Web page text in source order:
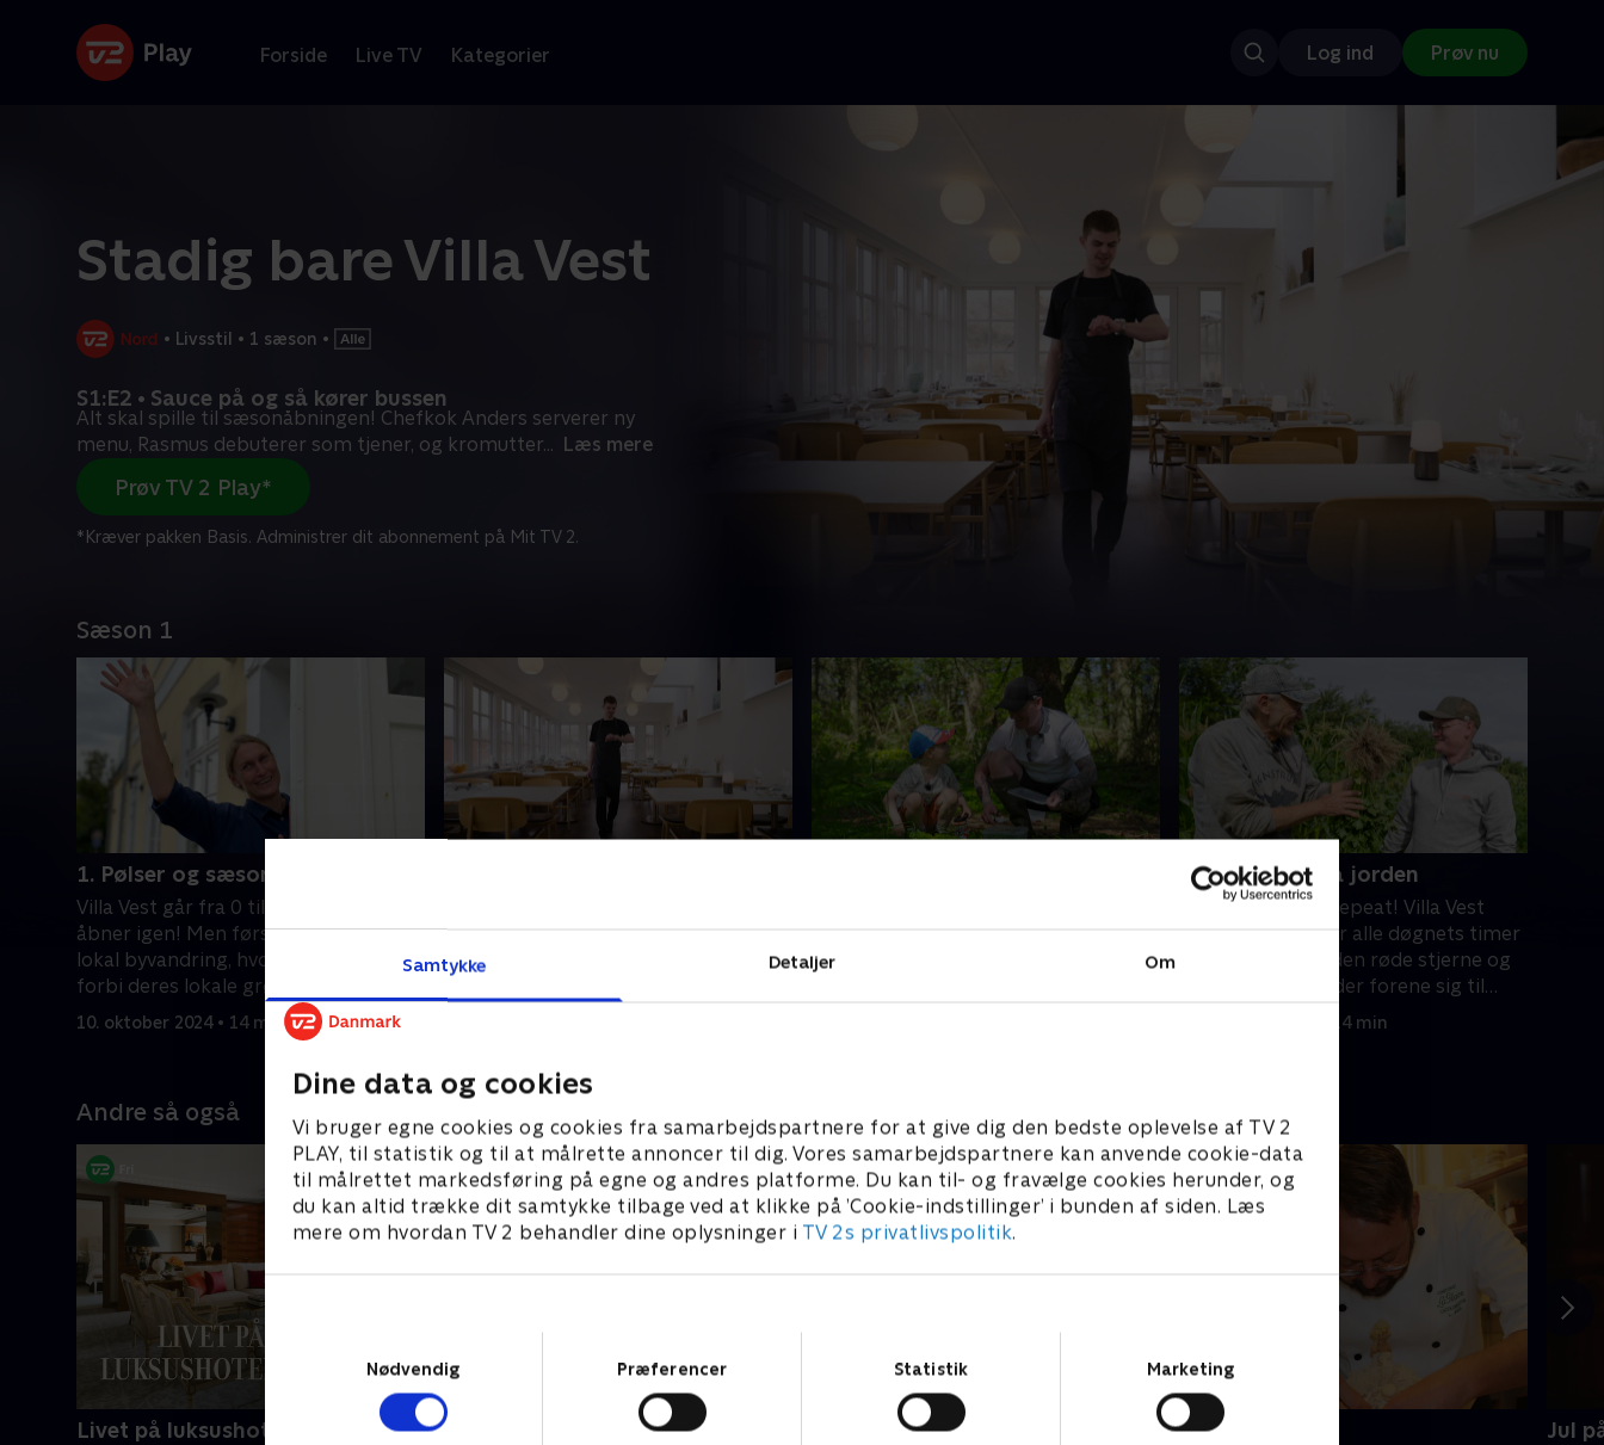
Samtykke Detaljer Om
Dine data og cookies
Vi bruger egne cookies og cookies fra samarbejdspartnere for at give dig den bedste oplevelse af TV 2
PLAY, til statistik og til at målrette annoncer til dig. Vores samarbejdspartnere kan anvende cookie-data
til målrettet markedsføring på egne og andres platforme. Du kan til- og fravælge cookies herunder, og
du kan altid trække dit samtykke tilbage ved at klikke på ’Cookie-indstillinger’ i bunden af siden. Læs
mere om hvordan TV 2 behandler dine oplysninger i TV 2s privatlivspolitik.
Nødvendig
Præferencer Statistik Marketing
Forside Live TV Kategorier Log ind Prøv nu
Stadig bare Villa Vest
• Livsstil • 1 sæson •
S1:E2 • Sauce på og så kører bussen
Alt skal spille til sæsonåbningen! Chefkok Anders serverer ny
menu, Rasmus debuterer som tjener, og kromutter... Læs mere
Prøv TV 2 Play*
*Kræver pakken Basis. Administrer dit abonnement på Mit TV 2.
Sæson 1
1. Pølser og sæsonstart
Villa Vest går fra 0 til 100, når de
åbner igen! Men først grillpølser og
lokal byvandring, hvor de svinger
forbi deres lokale grøntsagspusher
Svenning. .
10. oktober 2024 • 14 min
Chefkok Anders serverer ny menu,
Rasmus debuterer som tjener, og
Anders, der hele tiden skal jonglere
4. Begge ben på jorden
Work-eat-sleep-repeat! Villa Vest
familien dedikerer alle døgnets timer
til Villa Vest. Kan den røde stjerne og
de nordjyske rødder forene sig til
31. oktober 2024 • 14 min
Andre så også
Livet på luksushotellet Julelys for millioner Nytår hos La Glace Jul